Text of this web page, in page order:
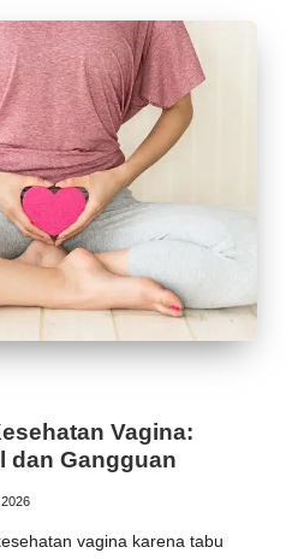
Vagina:
dan Gangguan
vagina karena tabu